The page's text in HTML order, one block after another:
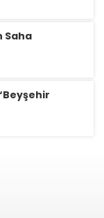
Saha